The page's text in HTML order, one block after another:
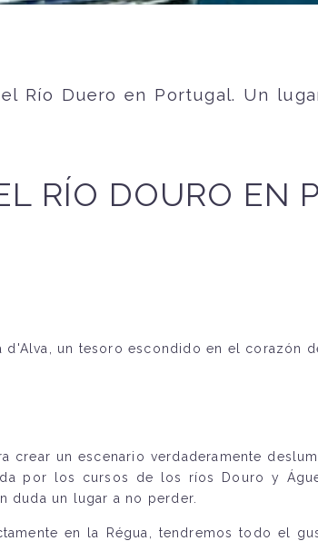
Río Duero en Portugal. Un
RÍO DOURO EN
un tesoro escondido en el corazón
un escenario verdaderamente
por los cursos de los ríos Douro y
duda un lugar a no perder.
en la Régua, tendremos todo el